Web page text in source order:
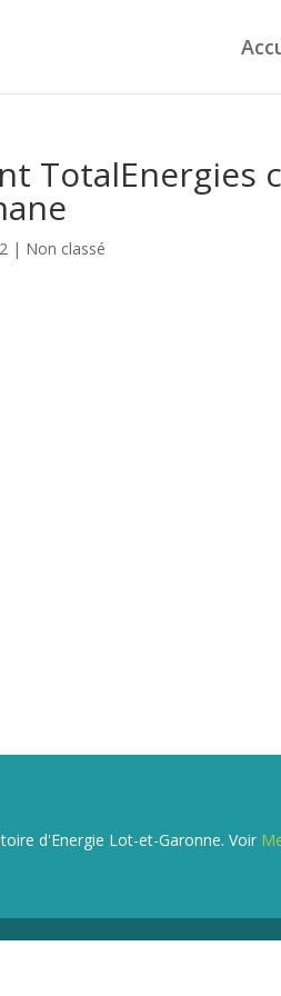
TotalEnergies
| Non classé
d'Energie Lot-et-Garonne. Voir